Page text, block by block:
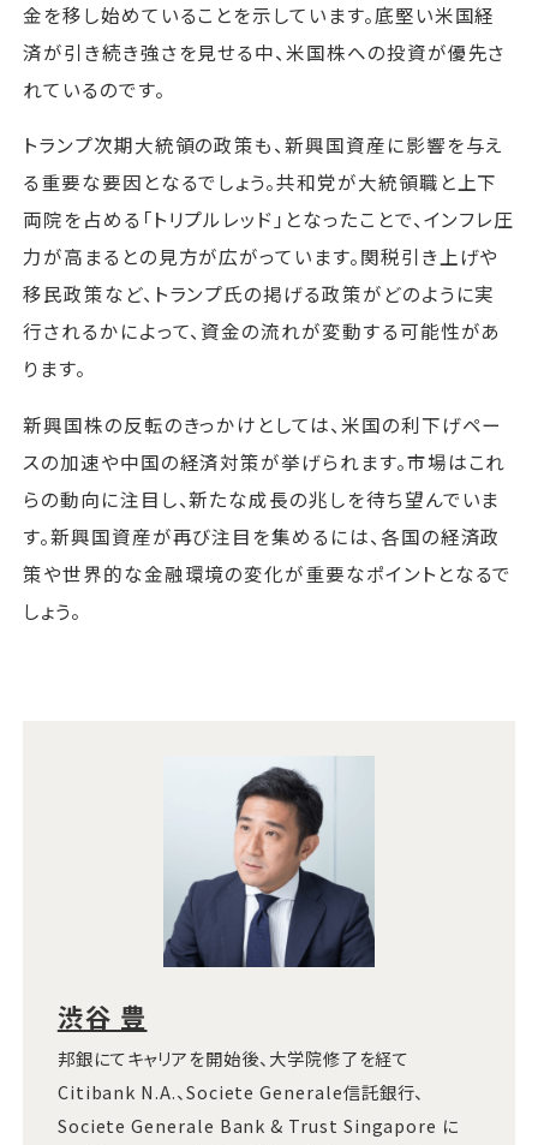
金を移し始めていることを示しています。底堅い米国経
済が引き続き強さを見せる中、米国株への投資が優先さ
れているのです。
トランプ次期大統領の政策も、新興国資産に影響を与え
る重要な要因となるでしょう。共和党が大統領職と上下
両院を占める「トリプルレッド」となったことで、インフレ圧
力が高まるとの見方が広がっています。関税引き上げや
移民政策など、トランプ氏の掲げる政策がどのように実
行されるかによって、資金の流れが変動する可能性があ
ります。
新興国株の反転のきっかけとしては、米国の利下げペー
スの加速や中国の経済対策が挙げられます。市場はこれ
らの動向に注目し、新たな成長の兆しを待ち望んでいま
す。新興国資産が再び注目を集めるには、各国の経済政
策や世界的な金融環境の変化が重要なポイントとなるで
しょう。
渋谷 豊
邦銀にてキャリアを開始後、大学院修了を経て
Citibank N.A.、Societe Generale信託銀行、
Societe Generale Bank & Trust Singapore に